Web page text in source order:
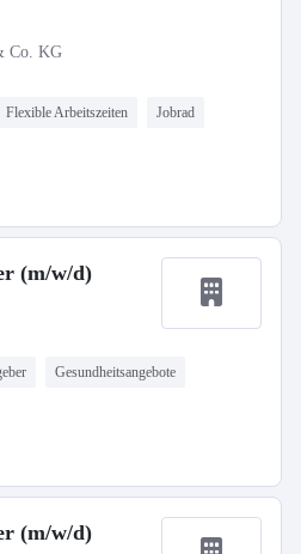
Co. KG
Flexible Arbeitszeiten Jobrad
(m/w/d)
Gesundheitsangebote
(m/w/d)